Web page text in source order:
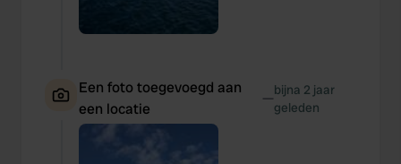
Een foto toegevoegd aan
een locatie
—bijna 2 jaar
geleden